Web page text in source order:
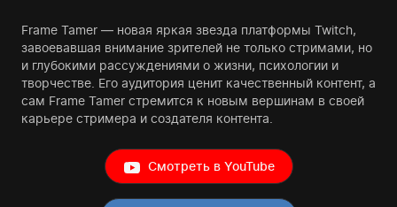
Frame Tamer — новая яркая звезда платформы Twitch,
завоевавшая внимание зрителей не только стримами, но
и глубокими рассуждениями о жизни, психологии и
творчестве. Его аудитория ценит качественный контент, а
сам Frame Tamer стремится к новым вершинам в своей
карьере стримера и создателя контента.
Смотреть в YouTube